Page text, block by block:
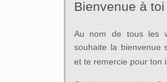
Bienvenue à toi
Au nom de tous les
souhaite la bienvenue
et te remercie pour ton